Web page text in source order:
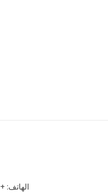
الهاتف: +86 13861056568